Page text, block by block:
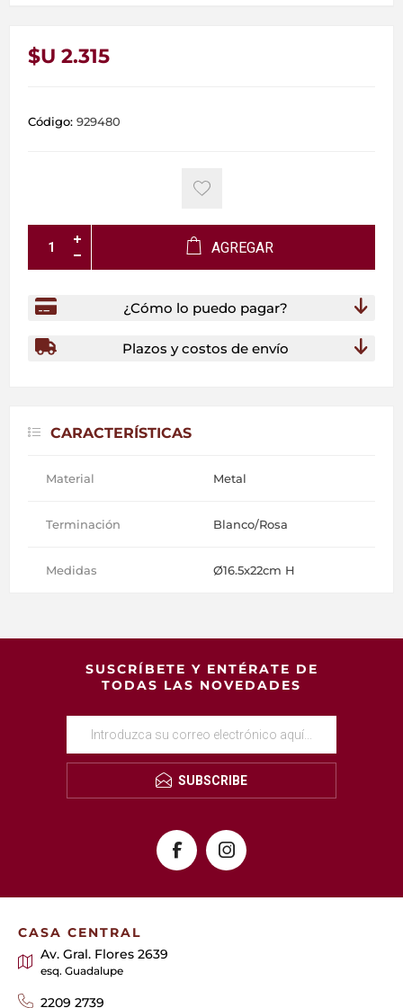
$U 2.315
Código: 929480
AGREGAR
¿Cómo lo puedo pagar?
Plazos y costos de envío
CARACTERÍSTICAS
Material Metal
Terminación Blanco/Rosa
Medidas Ø16.5x22cm H
SUSCRÍBETE Y ENTÉRATE DE
TODAS LAS NOVEDADES
SUBSCRIBE
CASA CENTRAL
Av. Gral. Flores 2639
esq. Guadalupe
2209 2739